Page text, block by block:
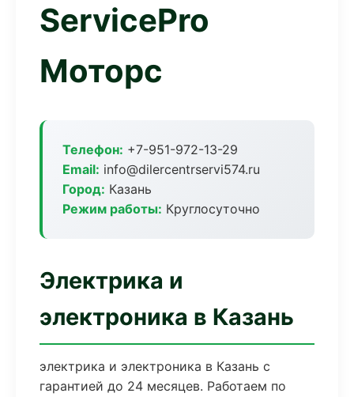
ServicePro
Моторс
Телефон: +7-951-972-13-29
Email: info@dilercentrservi574.ru
Город: Казань
Режим работы: Круглосуточно
Электрика и
электроника в Казань
электрика и электроника в Казань с
гарантией до 24 месяцев. Работаем по